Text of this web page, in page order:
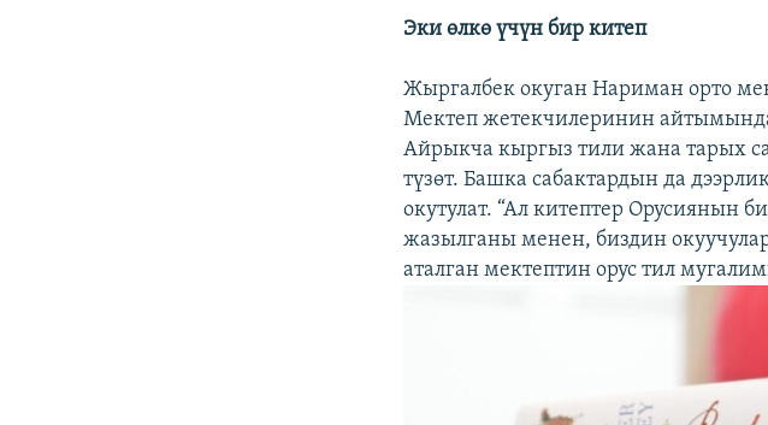
Эки өлкө үчүн бир китеп
Жыргалбек окуган Нариман орто
Мектеп жетекчилеринин
Айрыкча кыргыз тили жана тарых
түзөт. Башка сабактардын да
окутулат. “Ал китептер Орусиянын
жазылганы менен, биздин
аталган мектептин орус тил